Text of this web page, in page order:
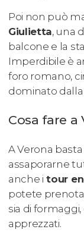
Poi non può
Giulietta, una
balcone e la
Imperdibile è
foro romano,
dominato dalla
Cosa fare a
A Verona basta
assaporarne
anche i tour
potete
sia di
apprezzati.